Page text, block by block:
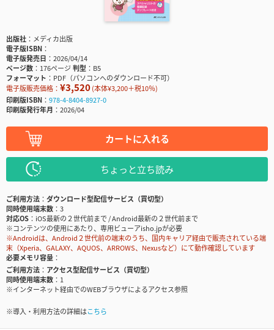
出版社
メディカ出版
電子版ISBN
電子版発売日
2026/04/14
ページ数
176ページ判型
B5
フォーマット
PDF（パソコンへのダウンロード不可）
電子版販売価格： ¥3,520(本体¥3,200＋税10％)
印刷版ISBN
978-4-8404-8927-0
印刷版発行年月
2026/04
カートに入れる
ちょっと立ち読み
ご利用方法
ダウンロード型配信サービス（買切型）
同時使用端末数
3
対応OS
iOS最新の２世代前まで / Android最新の２世代前まで
※コンテンツの使用にあたり、専用ビューアisho.jpが必要
※Androidは、Android２世代前の端末のうち、国内キャリア経由で販売されている端
末（Xperia、GALAXY、AQUOS、ARROWS、Nexusなど）にて動作確認しています
必要メモリ容量
ご利用方法
アクセス型配信サービス（買切型）
同時使用端末数
1
※インターネット経由でのWEBブラウザによるアクセス参照
※導入・利用方法の詳細はこちら